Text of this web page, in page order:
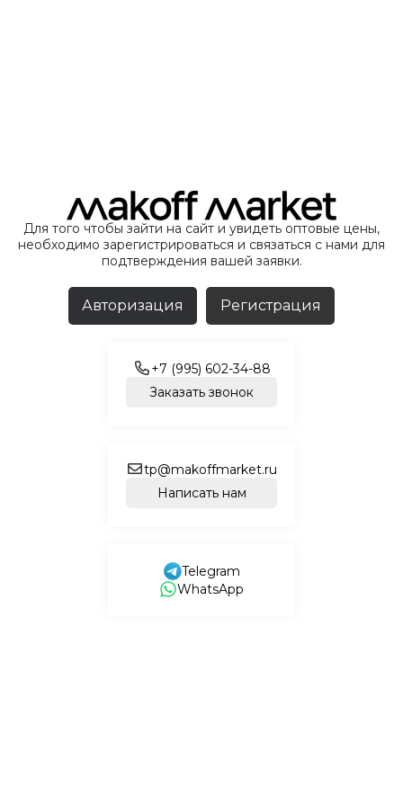
Для того чтобы зайти на сайт и увидеть оптовые цены,
необходимо зарегистрироваться и связаться с нами для
подтверждения вашей заявки.
Авторизация Регистрация
+7 (995) 602-34-88
Заказать звонок
tp@makoffmarket.ru
Написать нам
Telegram
WhatsApp